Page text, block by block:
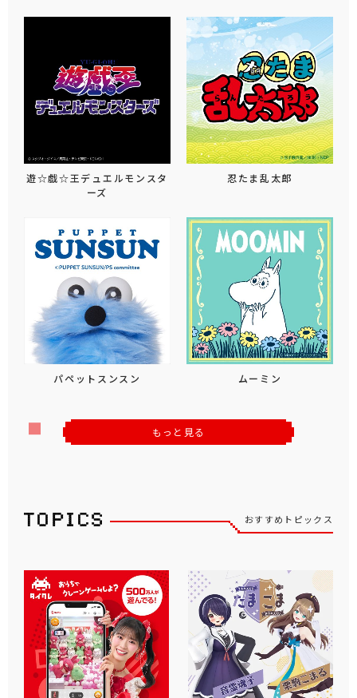
遊☆戯☆王デュエルモンスタ
ーズ
忍たま乱太郎
パペットスンスン ムーミン
もっと見る
おすすめトピックス